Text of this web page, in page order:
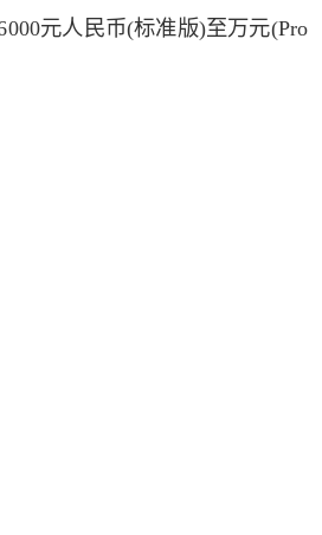
元人民币(标准版)至万元(Pro